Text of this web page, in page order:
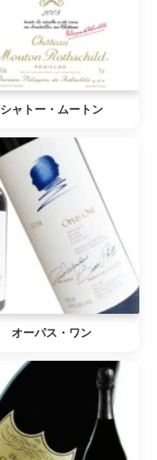
シャトー・ムートン
オーパス・ワン